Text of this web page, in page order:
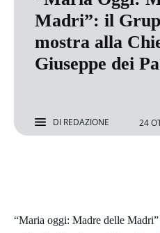
Madri”: il
mostra alla
Giuseppe dei
DI REDAZIONE 24
“Maria oggi: Madre delle